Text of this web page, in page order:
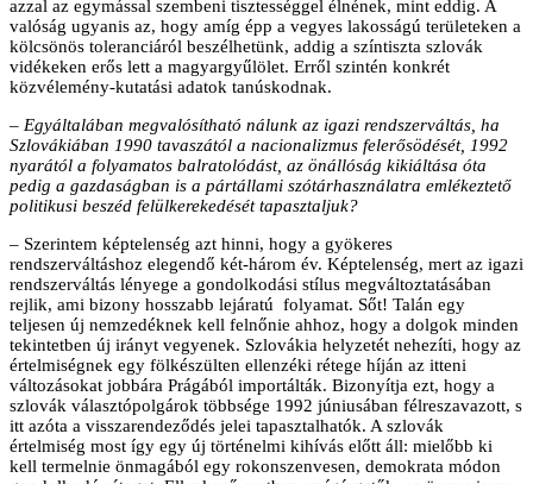
azzal az egymással szembeni tisztességgel élnének, mint eddig. A
valóság ugyanis az, hogy amíg épp a vegyes lakosságú területeken a
kölcsönös toleranciáról beszélhetünk, addig a színtiszta szlovák
vidékeken erős lett a magyargyűlölet. Erről szintén konkrét
közvélemény-kutatási adatok tanúskodnak.
– Egyáltalában megvalósítható nálunk az igazi rendszerváltás, ha
Szlovákiában 1990 tavaszától a nacionalizmus felerősödését, 1992
nyarától a folyamatos balratolódást, az önállóság kikiáltása óta
pedig a gazdaságban is a pártállami szótárhasználatra emlékeztető
politikusi beszéd felülkerekedését tapasztaljuk?
– Szerintem képtelenség azt hinni, hogy a gyökeres
rendszerváltáshoz elegendő két-három év. Képtelenség, mert az igazi
rendszerváltás lényege a gondolkodási stílus megváltoztatásában
rejlik, ami bizony hosszabb lejáratú folyamat. Sőt! Talán egy
teljesen új nemzedéknek kell felnőnie ahhoz, hogy a dolgok minden
tekintetben új irányt vegyenek. Szlovákia helyzetét nehezíti, hogy az
értelmiségnek egy fölkészülten ellenzéki rétege híján az itteni
változásokat jobbára Prágából importálták. Bizonyítja ezt, hogy a
szlovák választópolgárok többsége 1992 júniusában félreszavazott, s
itt azóta a visszarendeződés jelei tapasztalhatók. A szlovák
értelmiség most így egy új történelmi kihívás előtt áll: mielőbb ki
kell termelnie önmagából egy rokonszenvesen, demokrata módon